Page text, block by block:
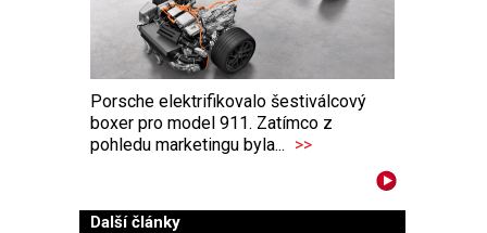
Porsche elektrifikovalo šestiválcový
boxer pro model 911. Zatímco z
pohledu marketingu byla... >>
Další články